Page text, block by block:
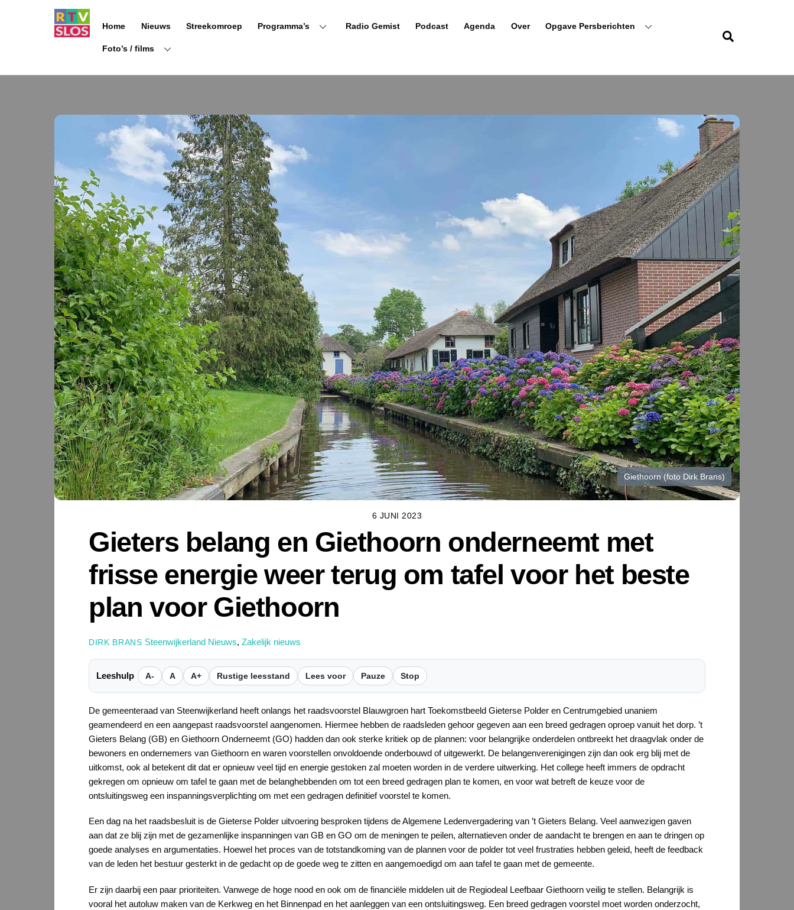
Home Nieuws Streekomroep Programma’s Radio Gemist Podcast Agenda Over Opgave Persberichten
Foto’s / films
Giethoorn (foto Dirk Brans)
6 JUNI 2023
Gieters belang en Giethoorn onderneemt met
frisse energie weer terug om tafel voor het beste
plan voor Giethoorn
DIRK BRANS Steenwijkerland Nieuws, Zakelijk nieuws
Leeshulp A- A A+ Rustige leesstand Lees voor Pauze Stop
De gemeenteraad van Steenwijkerland heeft onlangs het raadsvoorstel Blauwgroen hart Toekomstbeeld Gieterse Polder en Centrumgebied unaniem
geamendeerd en een aangepast raadsvoorstel aangenomen. Hiermee hebben de raadsleden gehoor gegeven aan een breed gedragen oproep vanuit het dorp. ’t
Gieters Belang (GB) en Giethoorn Onderneemt (GO) hadden dan ook sterke kritiek op de plannen: voor belangrijke onderdelen ontbreekt het draagvlak onder de
bewoners en ondernemers van Giethoorn en waren voorstellen onvoldoende onderbouwd of uitgewerkt. De belangenverenigingen zijn dan ook erg blij met de
uitkomst, ook al betekent dit dat er opnieuw veel tijd en energie gestoken zal moeten worden in de verdere uitwerking. Het college heeft immers de opdracht
gekregen om opnieuw om tafel te gaan met de belanghebbenden om tot een breed gedragen plan te komen, en voor wat betreft de keuze voor de
ontsluitingsweg een inspanningsverplichting om met een gedragen definitief voorstel te komen.
Een dag na het raadsbesluit is de Gieterse Polder uitvoering besproken tijdens de Algemene Ledenvergadering van ’t Gieters Belang. Veel aanwezigen gaven
aan dat ze blij zijn met de gezamenlijke inspanningen van GB en GO om de meningen te peilen, alternatieven onder de aandacht te brengen en aan te dringen op
goede analyses en argumentaties. Hoewel het proces van de totstandkoming van de plannen voor de polder tot veel frustraties hebben geleid, heeft de feedback
van de leden het bestuur gesterkt in de gedacht op de goede weg te zitten en aangemoedigd om aan tafel te gaan met de gemeente.
Er zijn daarbij een paar prioriteiten. Vanwege de hoge nood en ook om de financiële middelen uit de Regiodeal Leefbaar Giethoorn veilig te stellen. Belangrijk is
vooral het autoluw maken van de Kerkweg en het Binnenpad en het aanleggen van een ontsluitingsweg. Een breed gedragen voorstel moet worden onderzocht,